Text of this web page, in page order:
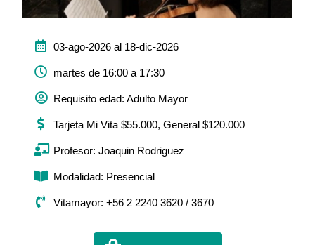
03-ago-2026 al 18-dic-2026
martes de 16:00 a 17:30
Requisito edad: Adulto Mayor
Tarjeta Mi Vita $55.000, General $120.000
Profesor: Joaquin Rodriguez
Modalidad: Presencial
Vitamayor: +56 2 2240 3620 / 3670